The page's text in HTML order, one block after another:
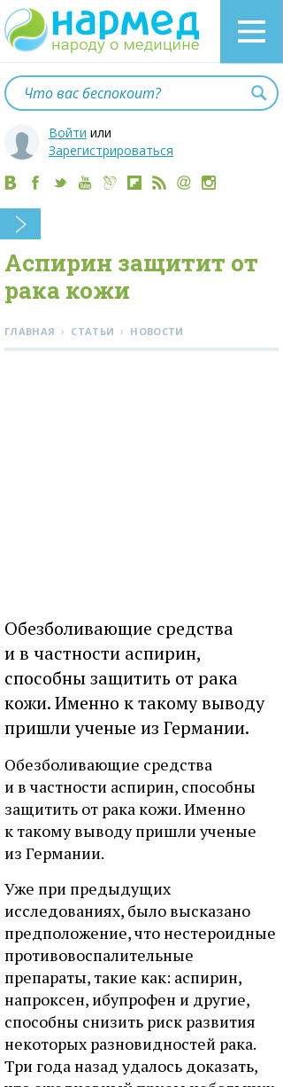
Войти или
Зарегистрироваться
Аспирин защитит от
рака кожи
ГЛАВНАЯ › СТАТЬИ › НОВОСТИ
Обезболивающие средства
и в частности аспирин,
способны защитить от рака
кожи. Именно к такому выводу
пришли ученые из Германии.
Обезболивающие средства
и в частности аспирин, способны
защитить от рака кожи. Именно
к такому выводу пришли ученые
из Германии.
Уже при предыдущих
исследованиях, было высказано
предположение, что нестероидные
противовоспалительные
препараты, такие как: аспирин,
напроксен, ибупрофен и другие,
способны снизить риск развития
некоторых разновидностей рака.
Три года назад удалось доказать,